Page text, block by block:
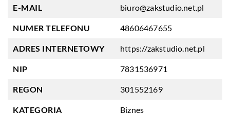
E-MAIL biuro@zakstudio.net.pl
NUMER TELEFONU 48606467655
ADRES INTERNETOWY https://zakstudio.net.pl
NIP 7831536971
REGON 301552169
KATEGORIA Biznes